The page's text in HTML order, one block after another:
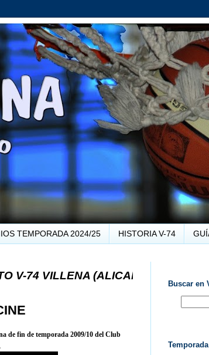
TEMPORADA 2024/25 HISTORIA V-74
(ALICANTE) ... V-74 VILLENA
de fin de temporada 2009/10 del Club
Buscar en